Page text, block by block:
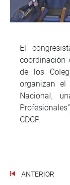
El
coordinación
de los
organizan el
Nacional,
CDCP.
ANTERIOR